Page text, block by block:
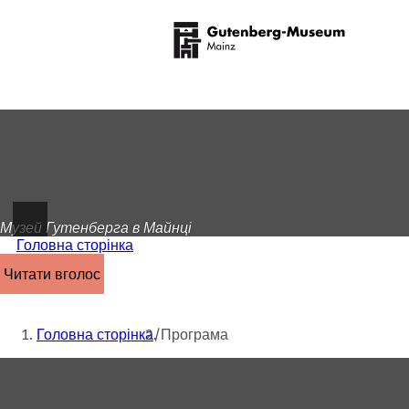
Музей Гутенберга в Майнці
Головна сторінка
читати вголос
Ти
тут:
Головна сторінка Програма